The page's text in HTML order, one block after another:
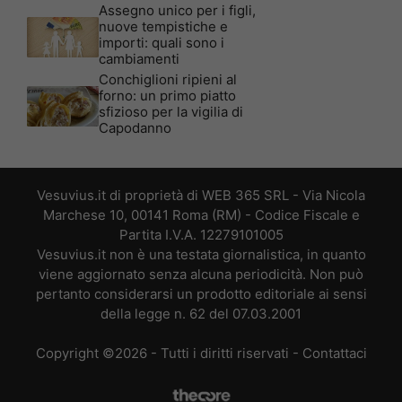
Assegno unico per i figli,
nuove tempistiche e
importi: quali sono i
cambiamenti
Conchiglioni ripieni al
forno: un primo piatto
sfizioso per la vigilia di
Capodanno
Vesuvius.it di proprietà di WEB 365 SRL - Via Nicola
Marchese 10, 00141 Roma (RM) - Codice Fiscale e
Partita I.V.A. 12279101005
Vesuvius.it non è una testata giornalistica, in quanto
viene aggiornato senza alcuna periodicità. Non può
pertanto considerarsi un prodotto editoriale ai sensi
della legge n. 62 del 07.03.2001
Copyright ©2026 - Tutti i diritti riservati - Contattaci